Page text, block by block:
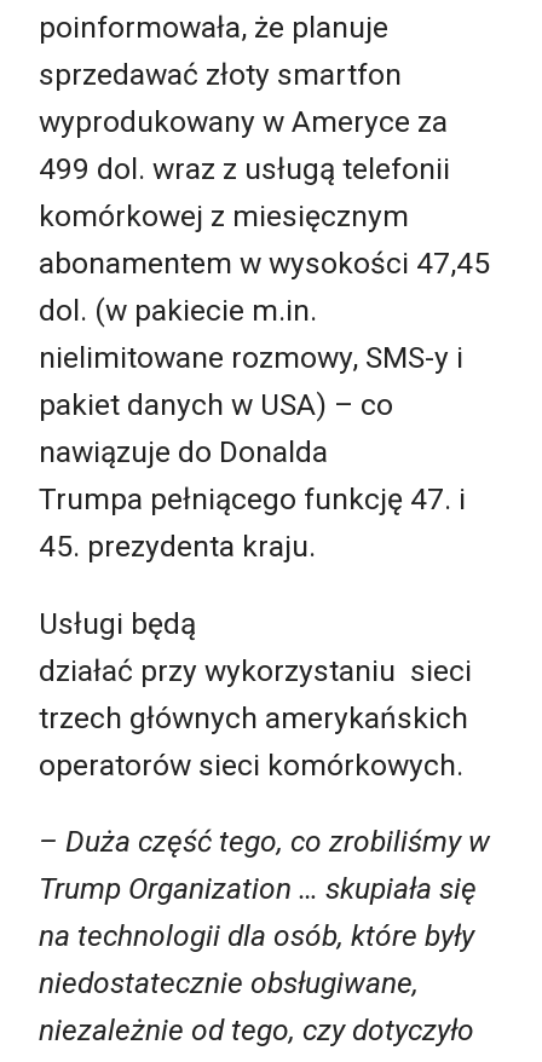
poinformowała, że ​​planuje
sprzedawać złoty smartfon
wyprodukowany w Ameryce za
499 dol. wraz z usługą telefonii
komórkowej z miesięcznym
abonamentem w wysokości 47,45
dol. (w pakiecie m.in.
nielimitowane rozmowy, SMS-y i
pakiet danych w USA) – co
nawiązuje do Donalda
Trumpa pełniącego funkcję 47. i
45. prezydenta kraju.
Usługi będą
działać przy wykorzystaniu sieci
trzech głównych amerykańskich
operatorów sieci komórkowych.
– Duża część tego, co zrobiliśmy w
Trump Organization … skupiała się
na technologii dla osób, które były
niedostatecznie obsługiwane,
niezależnie od tego, czy dotyczyło